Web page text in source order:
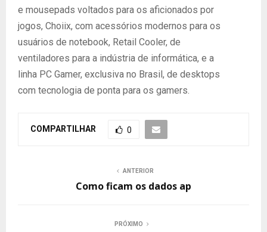
e mousepads voltados para os aficionados por
jogos, Choiix, com acessórios modernos para os
usuários de notebook, Retail Cooler, de
ventiladores para a indústria de informática, e a
linha PC Gamer, exclusiva no Brasil, de desktops
com tecnologia de ponta para os gamers.
COMPARTILHAR 0
ANTERIOR
Como ficam os dados ap
PRÓXIMO